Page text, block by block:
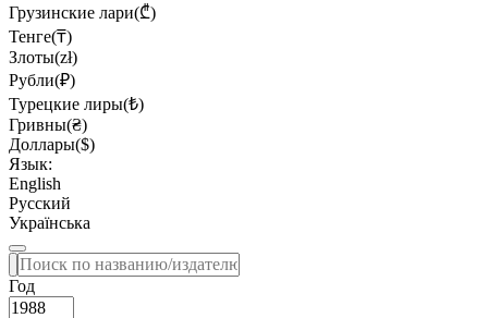
Грузинские лари(₾)
Тенге(₸)
Злоты(zł)
Рубли(₽)
Турецкие лиры(₺)
Гривны(₴)
Доллары($)
Язык:
English
Русский
Українська
Год